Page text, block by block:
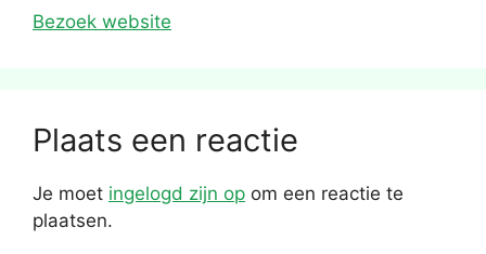
Bezoek website
Plaats een reactie
Je moet ingelogd zijn op om een reactie te
plaatsen.